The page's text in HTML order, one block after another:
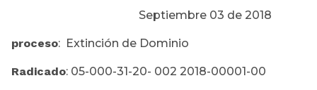
Septiembre 03 de 2018
proceso: Extinción de Dominio
Radicado: 05-000-31-20- 002 2018-00001-00